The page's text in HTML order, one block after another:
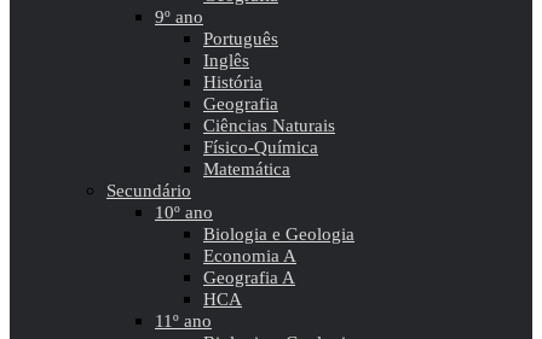
9º ano
Português
Inglês
História
Geografia
Ciências Naturais
Físico-Química
Matemática
Secundário
10º ano
Biologia e Geologia
Economia A
Geografia A
HCA
11º ano